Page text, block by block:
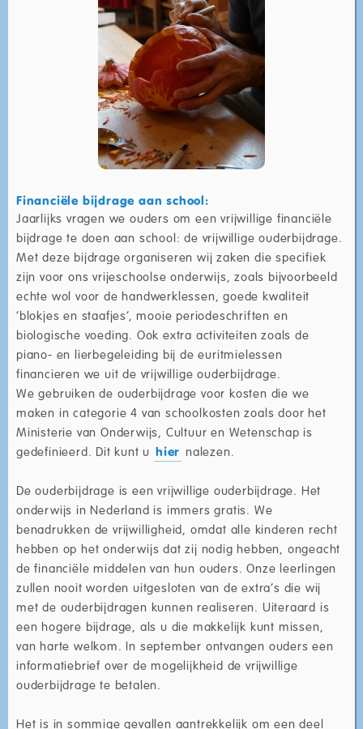
Financiële bijdrage aan school:
Jaarlijks vragen we ouders om een vrijwillige financiële
bijdrage te doen aan school: de vrijwillige ouderbijdrage.
Met deze bijdrage organiseren wij zaken die specifiek
zijn voor ons vrijeschoolse onderwijs, zoals bijvoorbeeld
echte wol voor de handwerklessen, goede kwaliteit
‘blokjes en staafjes’, mooie periodeschriften en
biologische voeding. Ook extra activiteiten zoals de
piano- en lierbegeleiding bij de euritmielessen
financieren we uit de vrijwillige ouderbijdrage.
We gebruiken de ouderbijdrage voor kosten die we
maken in categorie 4 van schoolkosten zoals door het
Ministerie van Onderwijs, Cultuur en Wetenschap is
gedefinieerd. Dit kunt u hier nalezen.
De ouderbijdrage is een vrijwillige ouderbijdrage. Het
onderwijs in Nederland is immers gratis. We
benadrukken de vrijwilligheid, omdat alle kinderen recht
hebben op het onderwijs dat zij nodig hebben, ongeacht
de financiële middelen van hun ouders. Onze leerlingen
zullen nooit worden uitgesloten van de extra’s die wij
met de ouderbijdragen kunnen realiseren. Uiteraard is
een hogere bijdrage, als u die makkelijk kunt missen,
van harte welkom. In september ontvangen ouders een
informatiebrief over de mogelijkheid de vrijwillige
ouderbijdrage te betalen.
Het is in sommige gevallen aantrekkelijk om een deel